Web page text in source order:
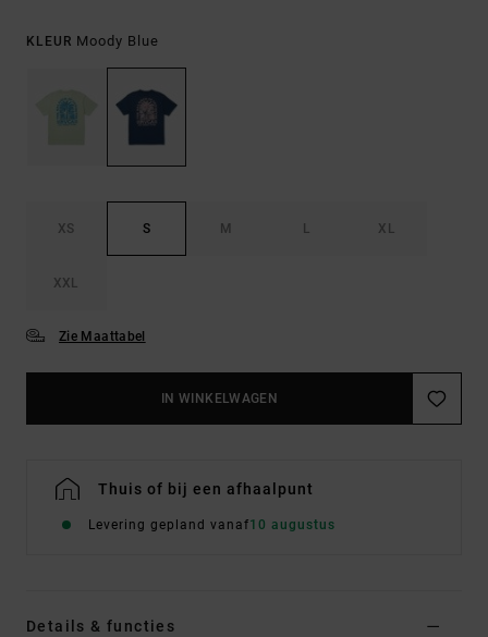
KLEUR Moody Blue
XS S M L XL
XXL
Zie Maattabel
IN WINKELWAGEN
Thuis of bij een afhaalpunt
Levering gepland vanaf10 augustus
Details & functies